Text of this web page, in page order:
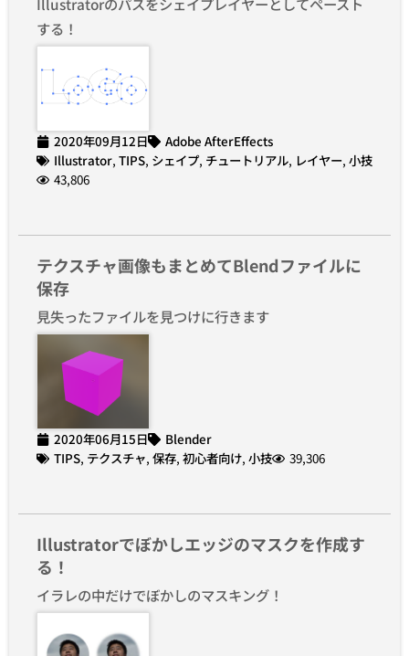
する！
2020年09月12日
Adobe AfterEffects
Illustrator, TIPS, シェイプ, チュートリアル, レイヤー, 小技
43,806
テクスチャ画像もまとめてBlendファイルに
保存
見失ったファイルを見つけに行きます
2020年06月15日
Blender
TIPS, テクスチャ, 保存, 初心者向け, 小技 39,306
Illustratorでぼかしエッジのマスクを作成す
る！
イラレの中だけでぼかしのマスキング！